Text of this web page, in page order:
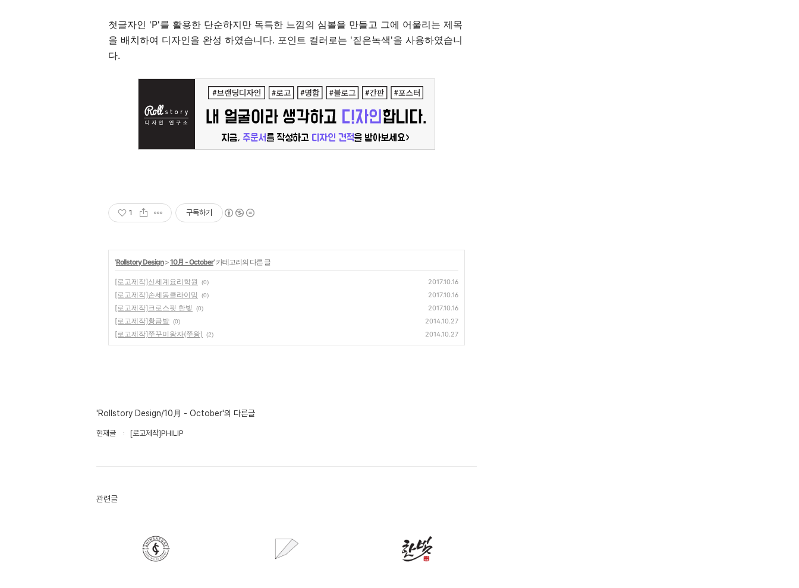
첫글자인 'P'를 활용한 단순하지만 독특한 느낌의 심볼을 만들고 그에 어울리는 제목
을 배치하여 디자인을 완성 하였습니다. 포인트 컬러로는 '짙은녹색'을 사용하였습니
다.
1 구독하기
'Rollstory Design>10月 - October' 카테고리의 다른 글
[로고제작]신세계요리학원 (0) 2017.10.16
[로고제작]손세동클라이밍 (0) 2017.10.16
[로고제작]크로스핏 한빛 (0) 2017.10.16
[로고제작]황금발 (0) 2014.10.27
[로고제작]쭈꾸미왕자(쭈왕) (2) 2014.10.27
'Rollstory Design/10月 - October'의 다른글
현재글 [로고제작]PHILIP
관련글